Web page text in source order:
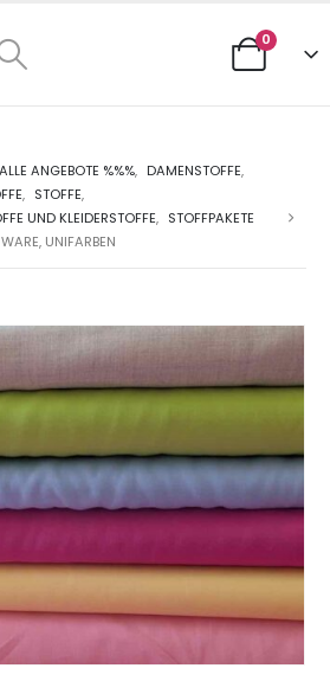
0
ALLE ANGEBOTE %%%, DAMENSTOFFE,
, STOFFE,
UND KLEIDERSTOFFE, STOFFPAKETE
UNIFARBEN